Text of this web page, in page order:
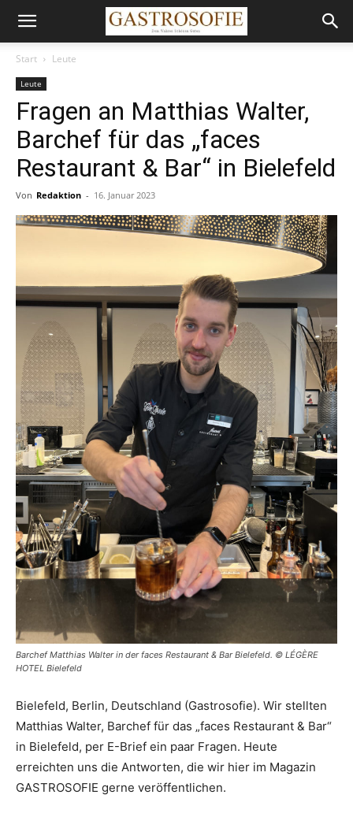
Start Leute
Leute
Fragen an Matthias Walter,
Barchef für das „faces
Restaurant & Bar“ in Bielefeld
Von Redaktion - 16. Januar 2023
Barchef Matthias Walter in der faces Restaurant & Bar Bielefeld. © LÉGÈRE
HOTEL Bielefeld
Bielefeld, Berlin, Deutschland (Gastrosofie). Wir stellten
Matthias Walter, Barchef für das „faces Restaurant & Bar“
in Bielefeld, per E-Brief ein paar Fragen. Heute
erreichten uns die Antworten, die wir hier im Magazin
GASTROSOFIE gerne veröffentlichen.